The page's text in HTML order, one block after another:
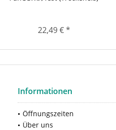
22,49 € *
Informationen
Öffnungszeiten
Über uns